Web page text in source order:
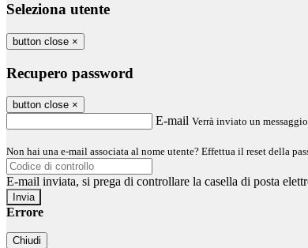
Seleziona utente
button close ×
Recupero password
button close ×
E-mail Verrà inviato un
Non hai una e-mail associata al nome utente? Effettua il reset della
E-mail inviata, si prega di controllare la casella di posta
Errore
Chiudi